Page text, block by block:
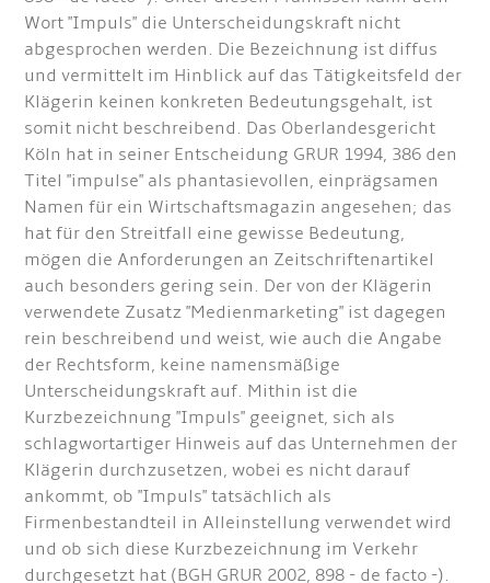
Wort "Impuls" die Unterscheidungskraft nicht
abgesprochen werden. Die Bezeichnung ist diffus
und vermittelt im Hinblick auf das Tätigkeitsfeld der
Klägerin keinen konkreten Bedeutungsgehalt, ist
somit nicht beschreibend. Das Oberlandesgericht
Köln hat in seiner Entscheidung GRUR 1994, 386 den
Titel "impulse" als phantasievollen, einprägsamen
Namen für ein Wirtschaftsmagazin angesehen; das
hat für den Streitfall eine gewisse Bedeutung,
mögen die Anforderungen an Zeitschriftenartikel
auch besonders gering sein. Der von der Klägerin
verwendete Zusatz "Medienmarketing" ist dagegen
rein beschreibend und weist, wie auch die Angabe
der Rechtsform, keine namensmäßige
Unterscheidungskraft auf. Mithin ist die
Kurzbezeichnung "Impuls" geeignet, sich als
schlagwortartiger Hinweis auf das Unternehmen der
Klägerin durchzusetzen, wobei es nicht darauf
ankommt, ob "Impuls" tatsächlich als
Firmenbestandteil in Alleinstellung verwendet wird
und ob sich diese Kurzbezeichnung im Verkehr
durchgesetzt hat (BGH GRUR 2002, 898 - de facto -).